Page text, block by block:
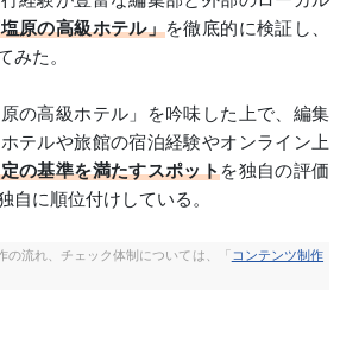
原の高級ホテル」を徹底的に検証し、
みた。
の高級ホテル」を吟味した上で、編集
テルや旅館の宿泊経験やオンライン上
の基準を満たすスポットを独自の評価
自に順位付けしている。
の流れ、チェック体制については、「 コンテンツ制作